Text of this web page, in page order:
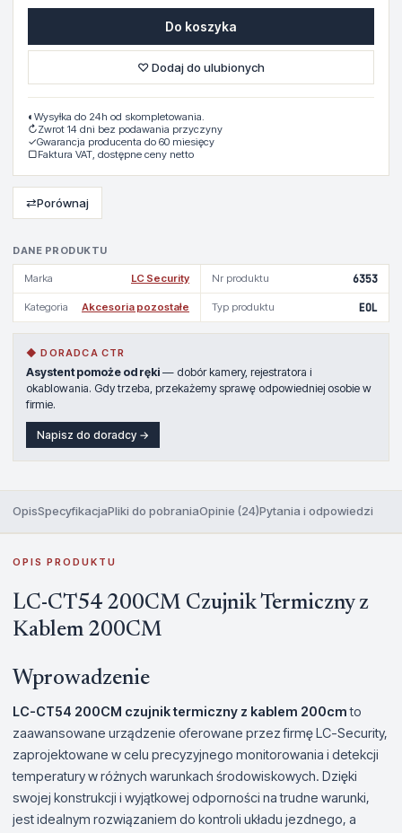
DANE PRODUKTU
Marka LC Security Nr produktu 6353
Kategoria Akcesoria pozostałe Typ produktu EOL
◆ DORADCA CTR
Asystent pomoże od ręki — dobór kamery, rejestratora i
okablowania. Gdy trzeba, przekażemy sprawę odpowiedniej osobie w
firmie.
Napisz do doradcy →
Do koszyka
♡ Dodaj do ulubionych
◐ Wysyłka do 24h od skompletowania.
↻Zwrot 14 dni bez podawania przyczyny
✓Gwarancja producenta do 60 miesięcy
▢Faktura VAT, dostępne ceny netto
⇄Porównaj
OpisSpecyfikacjaPliki do pobraniaOpinie (24)Pytania i odpowiedzi
OPIS PRODUKTU
LC-CT54 200CM Czujnik Termiczny z
Kablem 200CM
Wprowadzenie
LC-CT54 200CM czujnik termiczny z kablem 200cmto
zaawansowane urządzenie oferowane przez firmę LC-Security,
zaprojektowane w celu precyzyjnego monitorowania i detekcji
temperatury w różnych warunkach środowiskowych. Dzięki
swojej konstrukcji i wyjątkowej odporności na trudne warunki,
jest idealnym rozwiązaniem do kontroli układu jezdnego, a